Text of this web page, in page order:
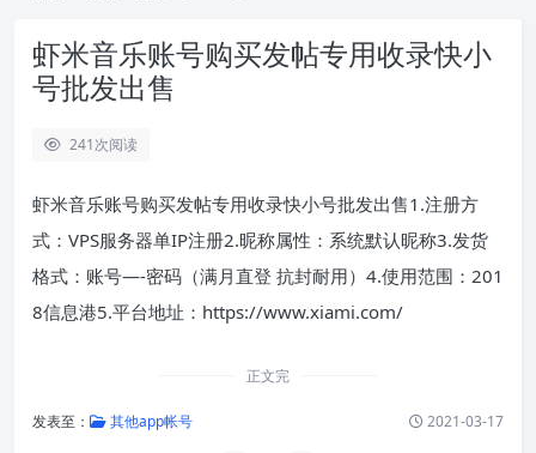
虾米音乐账号购买发帖专用收录快小
号批发出售
241次阅读
虾米音乐账号购买发帖专用收录快小号批发出售1.注册方
式：VPS服务器单IP注册2.昵称属性：系统默认昵称3.发货
格式：账号—-密码（满月直登 抗封耐用）4.使用范围：201
8信息港5.平台地址：https://www.xiami.com/
正文完
发表至： 其他app帐号 2021-03-17